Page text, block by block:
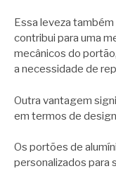
Essa leveza também
contribui para uma
mecânicos do
a necessidade de
Outra vantagem
em termos de
Os portões de
personalizados para